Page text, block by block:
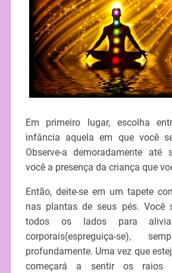
Em primeiro lugar, escolha
infância aquela em que você
Observe-a demoradamente até
você a presença da criança que
Então, deite-se em um tapete
nas plantas de seus pés. Você
todos os lados para
corporais(espreguiça-se),
profundamente. Uma vez que
começará a sentir os raios